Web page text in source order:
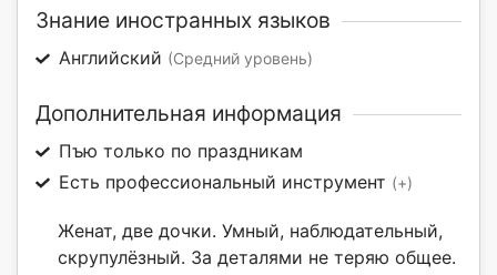
Знание иностранных языков
Английский (Средний уровень)
Дополнительная информация
Пъю только по праздникам
Есть профессиональный инструмент (+)
Женат, две дочки. Умный, наблюдательный,
скрупулёзный. За деталями не теряю общее.